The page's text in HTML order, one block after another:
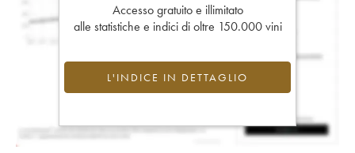
Accesso gratuito e illimitato
alle statistiche e indici di oltre 150.000 vini
L'INDICE IN DETTAGLIO